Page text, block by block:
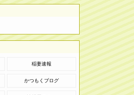
稲妻速報
かつもくブログ